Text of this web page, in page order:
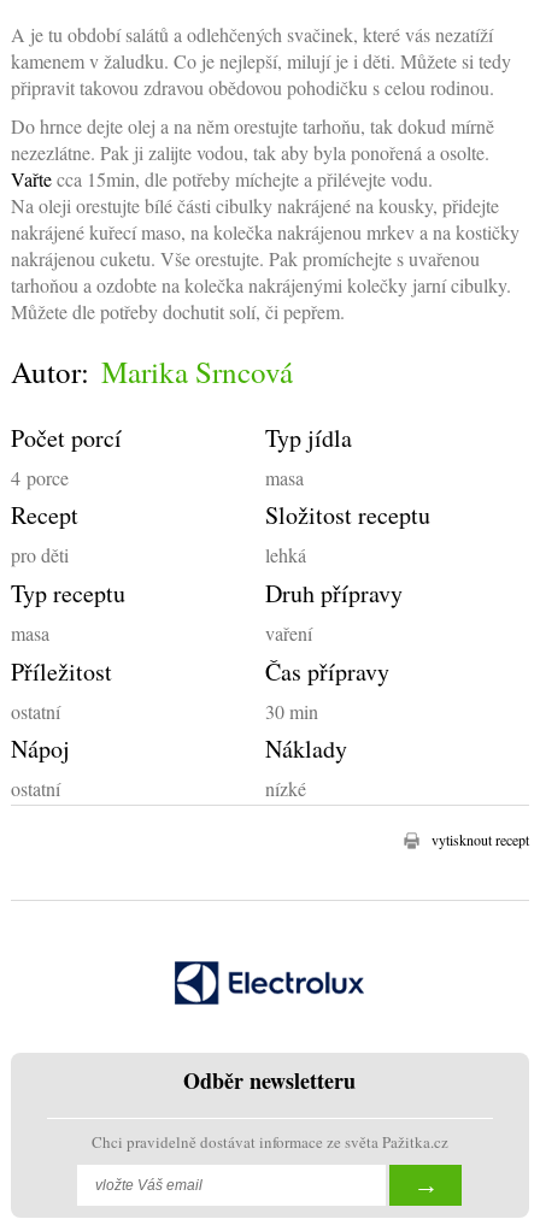
A je tu období salátů a odlehčených svačinek, které vás nezatíží
kamenem v žaludku. Co je nejlepší, milují je i děti. Můžete si tedy
připravit takovou zdravou obědovou pohodičku s celou rodinou.
Do hrnce dejte olej a na něm orestujte tarhoňu, tak dokud mírně
nezezlátne. Pak ji zalijte vodou, tak aby byla ponořená a osolte.
Vařtecca 15min, dle potřeby míchejte a přilévejte vodu.
Na oleji orestujte bílé části cibulky nakrájené na kousky, přidejte
nakrájené kuřecí maso, na kolečka nakrájenou mrkev a na kostičky
nakrájenou cuketu. Vše orestujte. Pak promíchejte s uvařenou
tarhoňou a ozdobte na kolečka nakrájenými kolečky jarní cibulky.
Můžete dle potřeby dochutit solí, či pepřem.
Autor: Marika Srncová
Počet porcí
4porce
Typ jídla
masa
Recept
pro děti
Složitost receptu
lehká
Typ receptu
masa
Druh přípravy
vaření
Příležitost
ostatní
Čas přípravy
30 min
Nápoj
ostatní
Náklady
nízké
vytisknout recept
Odběr newsletteru
Chci pravidelně dostávat informace ze světa Pažitka.cz